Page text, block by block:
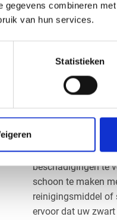
combineren
van hun services.
Statistieken
tafelbladen en
maken van borden
populair voor
meubelstukken.
ook ideaal voor
voor abstracte
Onderhoud
Het onderhoud
aandacht om het
beschadigingen te
schoon te maken
reinigingsmiddel of
ervoor dat uw